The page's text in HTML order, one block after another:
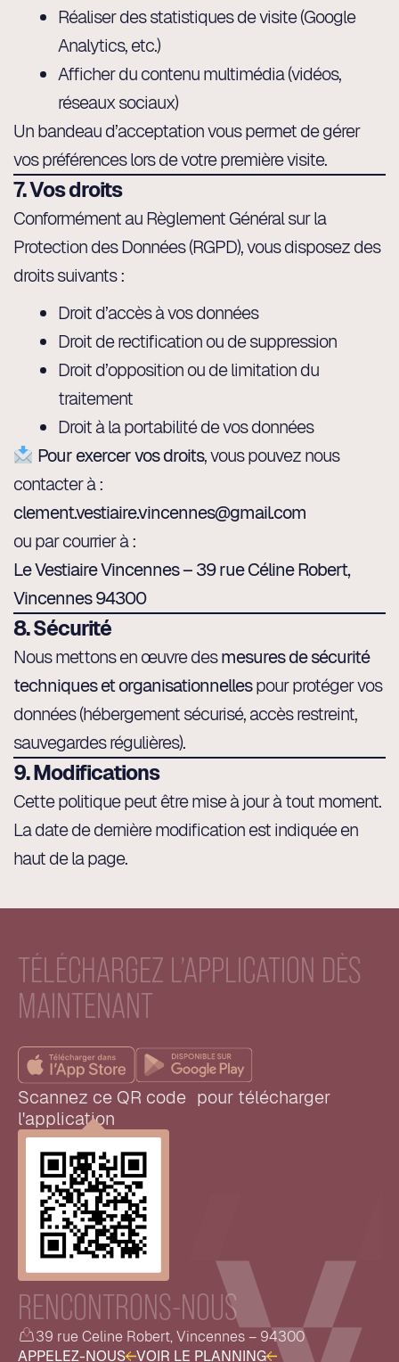
Réaliser des statistiques de visite (Google
Analytics, etc.)
Afficher du contenu multimédia (vidéos,
réseaux sociaux)
Un bandeau d’acceptation vous permet de gérer
vos préférences lors de votre première visite.
7. Vos droits
Conformément au Règlement Général sur la
Protection des Données (RGPD), vous disposez des
droits suivants :
Droit d’accès à vos données
Droit de rectification ou de suppression
Droit d’opposition ou de limitation du
traitement
Droit à la portabilité de vos données
Pour exercer vos droits, vous pouvez nous
contacter à :
clement.vestiaire.vincennes@gmail.com
ou par courrier à :
Le Vestiaire Vincennes – 39 rue Céline Robert,
Vincennes 94300
8. Sécurité
Nous mettons en œuvre desmesures de sécurité
techniques et organisationnellespour protéger vos
données (hébergement sécurisé, accès restreint,
sauvegardes régulières).
9. Modifications
Cette politique peut être mise à jour à tout moment.
La date de dernière modification est indiquée en
haut de la page.
TÉLÉCHARGEZ L’APPLICATION DÈS
MAINTENANT
Scannez ce QR code pour télécharger
l'application
RENCONTRONS-NOUS
39 rue Celine Robert, Vincennes – 94300
APPELEZ-NOUS VOIR LE PLANNING